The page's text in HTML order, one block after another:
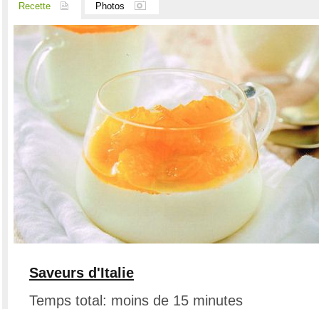
Recette Photos
Saveurs d'Italie
Temps total: moins de 15 minutes